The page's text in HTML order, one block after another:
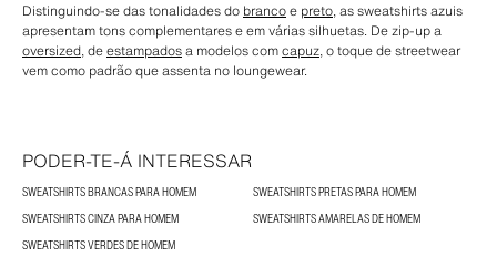
Distinguindo-se das tonalidades do brancoe preto, as sweatshirts azuis
apresentam tons complementares e em várias silhuetas. De zip-up a
oversized, deestampadosa modelos comcapuz, o toque de streetwear
vem como padrão que assenta no loungewear.
PODER-TE-Á INTERESSAR
SWEATSHIRTS BRANCAS PARA HOMEM
SWEATSHIRTS PRETAS PARA HOMEM
SWEATSHIRTS CINZA PARA HOMEM
SWEATSHIRTS AMARELAS DE HOMEM
SWEATSHIRTS VERDES DE HOMEM